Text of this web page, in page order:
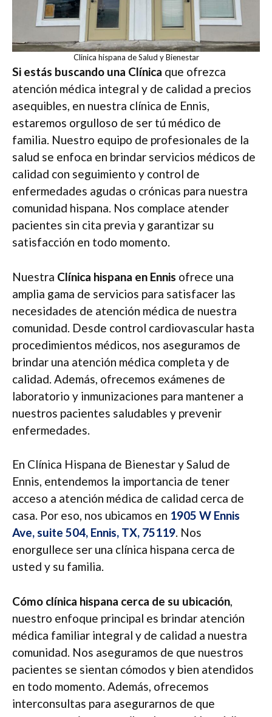
Clinica hispana de Salud y Bienestar
Si estás buscando una Clínica que ofrezca
atención médica integral y de calidad a precios
asequibles, en nuestra clínica de Ennis,
estaremos orgulloso de ser tú médico de
familia. Nuestro equipo de profesionales de la
salud se enfoca en brindar servicios médicos de
calidad con seguimiento y control de
enfermedades agudas o crónicas para nuestra
comunidad hispana. Nos complace atender
pacientes sin cita previa y garantizar su
satisfacción en todo momento.
Nuestra Clínica hispana en Ennis ofrece una
amplia gama de servicios para satisfacer las
necesidades de atención médica de nuestra
comunidad. Desde control cardiovascular hasta
procedimientos médicos, nos aseguramos de
brindar una atención médica completa y de
calidad. Además, ofrecemos exámenes de
laboratorio y inmunizaciones para mantener a
nuestros pacientes saludables y prevenir
enfermedades.
En Clínica Hispana de Bienestar y Salud de
Ennis, entendemos la importancia de tener
acceso a atención médica de calidad cerca de
casa. Por eso, nos ubicamos en 1905 W Ennis
Ave, suite 504, Ennis, TX, 75119. Nos
enorgullece ser una clínica hispana cerca de
usted y su familia.
Cómo clínica hispana cerca de su ubicación,
nuestro enfoque principal es brindar atención
médica familiar integral y de calidad a nuestra
comunidad. Nos aseguramos de que nuestros
pacientes se sientan cómodos y bien atendidos
en todo momento. Además, ofrecemos
interconsultas para asegurarnos de que